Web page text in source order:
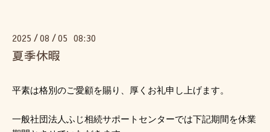
2025 /08 /05 08:30
夏季休暇
平素は格別のご愛顧を賜り、厚くお礼申し上げます。
一般社団法人ふじ相続サポートセンターでは下記期間を休業